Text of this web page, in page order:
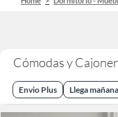
Cómodas y
Envio Plus Llega mañana